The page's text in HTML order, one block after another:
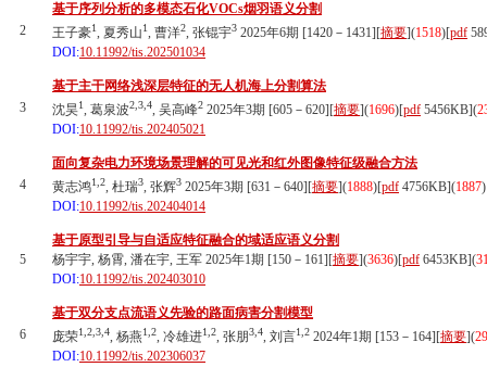
2
基于序列分析的多模态石化VOCs烟羽语义分割
王子豪1, 夏秀山1, 曹洋2, 张锟宇3 2025年6期 [1420－1431][摘要](1518)[pdf
DOI:10.11992/tis.202501034
3
基于主干网络浅深层特征的无人机海上分割算法
沈昊1, 葛泉波2,3,4, 吴高峰2 2025年3期 [605－620][摘要](1696)[pdf 5456KB](
DOI:10.11992/tis.202405021
4
面向复杂电力环境场景理解的可见光和红外图像特征级融合方法
黄志鸿1,2, 杜瑞3, 张辉3 2025年3期 [631－640][摘要](1888)[pdf 4756KB](1887)
DOI:10.11992/tis.202404014
5
基于原型引导与自适应特征融合的域适应语义分割
杨宇宇, 杨霄, 潘在宇, 王军 2025年1期 [150－161][摘要](3636)[pdf 6453KB](
DOI:10.11992/tis.202403010
6
基于双分支点流语义先验的路面病害分割模型
庞荣1,2,3,4, 杨燕1,2, 冷雄进1,2, 张朋3,4, 刘言1,2 2024年1期 [153－164][摘要](
DOI:10.11992/tis.202306037